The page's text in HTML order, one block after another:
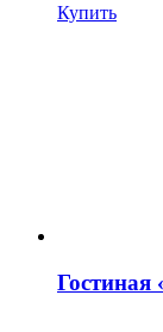
Купить